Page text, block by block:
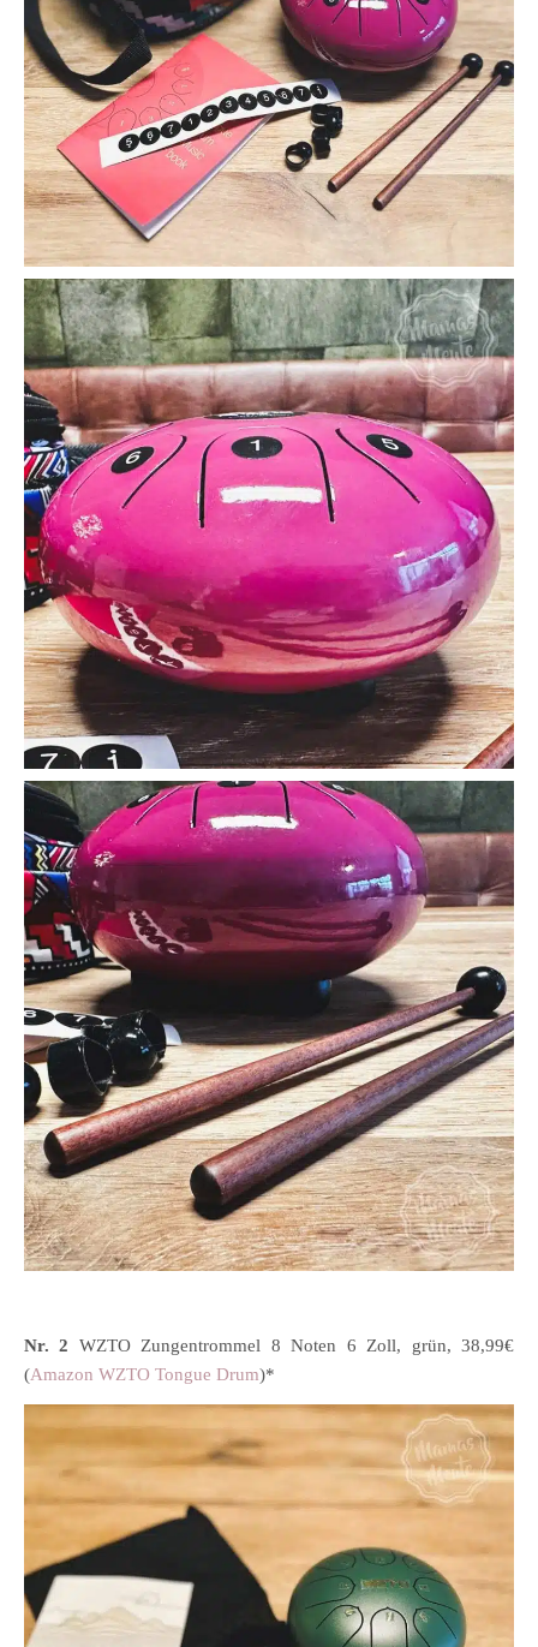
Nr. 2 WZTO Zungentrommel 8 Noten 6 Zoll, grün, 38,99€
(Amazon WZTO Tongue Drum)*